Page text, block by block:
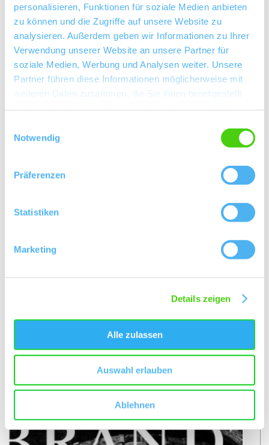
personalisieren, Funktionen für soziale Medien anbieten
zu können und die Zugriffe auf unsere Website zu
analysieren. Außerdem geben wir Informationen zu Ihrer
Verwendung unserer Website an unsere Partner für
soziale Medien, Werbung und Analysen weiter. Unsere
Partner führen diese Informationen möglicherweise mit
weiteren Daten zusammen, die Sie ihnen bereitgestellt
Notwendig
Präferenzen
Statistiken
Marketing
Details zeigen
Alle zulassen
Auswahl erlauben
Ablehnen
Rebfläche:97 Hektar
Gemeinde:
Bechtheim
Meereshöhe:95-150 m
Region:
Gemarkung:
Weingüter